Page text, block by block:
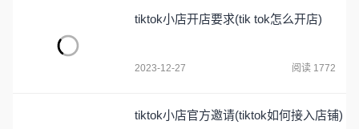
tiktok小店开店要求(tik tok怎么开店)
2023-12-27 阅读 1772
tiktok小店官方邀请(tiktok如何接入店铺)